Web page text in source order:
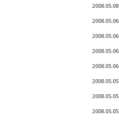
2008.05.08
2008.05.06
2008.05.06
2008.05.06
2008.05.06
2008.05.05
2008.05.05
2008.05.05